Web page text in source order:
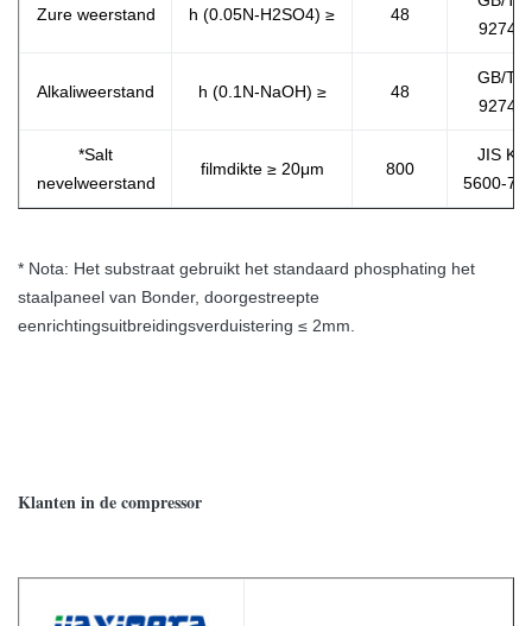
Zure weerstand h (0.05N-H2SO4) ≥ 48
9274
Alkaliweerstand h (0.1N-NaOH) ≥ 48
GB/T
9274
*Salt
nevelweerstand
filmdikte ≥ 20μm 800
JIS K
5600-7-1
* Nota: Het substraat gebruikt het standaard phosphating het
staalpaneel van Bonder, doorgestreepte
eenrichtingsuitbreidingsverduistering ≤ 2mm.
Klanten in de compressor